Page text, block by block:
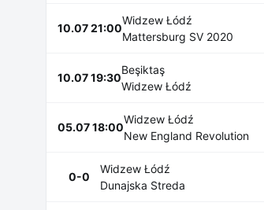
10.07 21:00
Widzew Łódź
Mattersburg SV 2020
10.07 19:30
Beşiktaş
Widzew Łódź
05.07 18:00
Widzew Łódź
New England Revolution
0-0
Widzew Łódź
Dunajska Streda